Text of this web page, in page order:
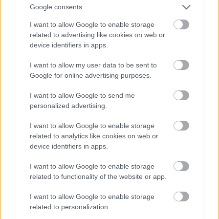
Google consents
I want to allow Google to enable storage
related to advertising like cookies on web or
device identifiers in apps.
I want to allow my user data to be sent to
Google for online advertising purposes.
I want to allow Google to send me
personalized advertising.
I want to allow Google to enable storage
related to analytics like cookies on web or
device identifiers in apps.
I want to allow Google to enable storage
related to functionality of the website or app.
I want to allow Google to enable storage
related to personalization.
Πρασίνου Λόφου 4, Ηράκλειο, τηλ: 21 0284 2583